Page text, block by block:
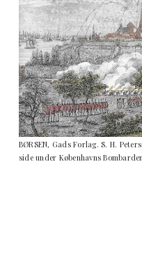
BØRSEN, Gads Forlag. S. H.
side under Københavns